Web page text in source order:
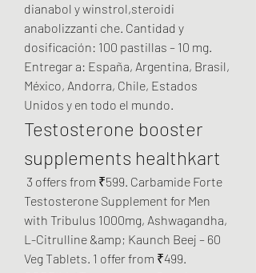
dianabol y winstrol,steroidi
anabolizzanti che. Cantidad y
dosificación: 100 pastillas – 10 mg.
Entregar a: España, Argentina, Brasil,
México, Andorra, Chile, Estados
Unidos y en todo el mundo.
Testosterone booster
supplements healthkart
Testosterone Supplement for Men
with Tribulus 1000mg, Ashwagandha,
L-Citrulline &amp; Kaunch Beej – 60
Veg Tablets. 1 offer from ₹499.